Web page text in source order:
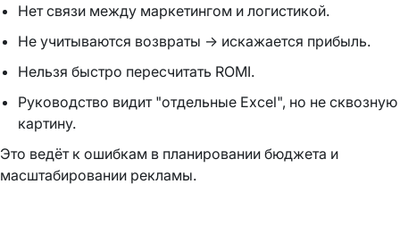
Нет связи между маркетингом и логистикой.
Не учитываются возвраты → искажается прибыль.
Нельзя быстро пересчитать ROMI.
Руководство видит "отдельные Excel", но не сквозную
картину.
Это ведёт к ошибкам в планировании бюджета и
масштабировании рекламы.